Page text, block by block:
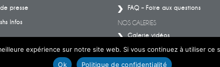
presse
Infos
FAQ – Foire aux questions
NOS GALERIES
Galerie vidéos
Galerie photos
expérience sur notre site web. Si vous continuez à utiliser
Ok
Politique de confidentialité